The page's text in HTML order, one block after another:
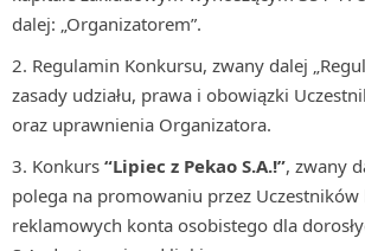
dalej: „Organizatorem”.
Regulamin Konkursu, zwany dalej
zasady udziału, prawa i obowiązki
oraz uprawnienia Organizatora.
Konkurs “Lipiec z Pekao S.A.!”, zwany
polega na promowaniu przez Uczestników
reklamowych konta osobistego dla